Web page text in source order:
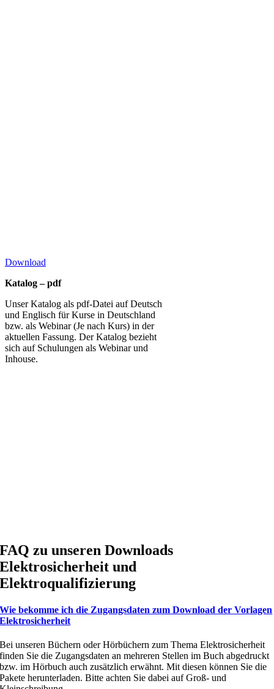
Download
Katalog – pdf
Unser Katalog als pdf-Datei auf Deutsch
und Englisch für Kurse in Deutschland
bzw. als Webinar (Je nach Kurs) in der
aktuellen Fassung. Der Katalog bezieht
sich auf Schulungen als Webinar und
Inhouse.
FAQ zu unseren Downloads
Elektrosicherheit und
Elektroqualifizierung
Wie bekomme ich die Zugangsdaten zum Download der Vorlagen
Elektrosicherheit
Bei unseren Büchern oder Hörbüchern zum Thema Elektrosicherheit
finden Sie die Zugangsdaten an mehreren Stellen im Buch abgedruckt
bzw. im Hörbuch auch zusätzlich erwähnt. Mit diesen können Sie die
Pakete herunterladen. Bitte achten Sie dabei auf Groß- und